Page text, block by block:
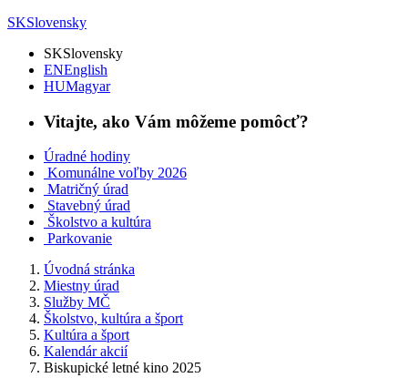
SKSlovensky
SKSlovensky
ENEnglish
HUMagyar
Vitajte, ako Vám môžeme pomôcť?
Úradné hodiny
Komunálne voľby 2026
Matričný úrad
Stavebný úrad
Školstvo a kultúra
Parkovanie
Úvodná stránka
Miestny úrad
Služby MČ
Školstvo, kultúra a šport
Kultúra a šport
Kalendár akcií
Biskupické letné kino 2025